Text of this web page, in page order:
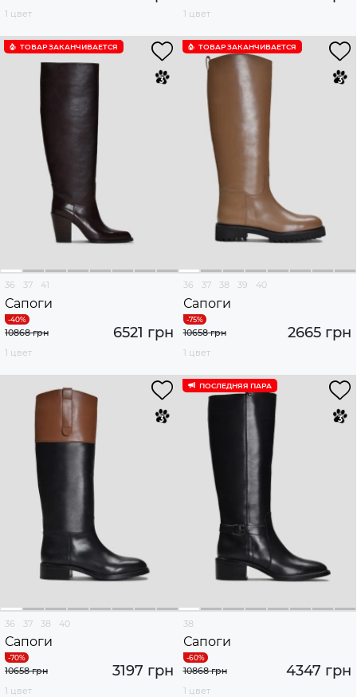
1 цвет
1 цвет
ТОВАР ЗАКАНЧИВАЕТСЯ
36 37 41
Сапоги
6521 грн
10868 грн
1 цвет
ТОВАР ЗАКАНЧИВАЕТСЯ
36 37 38 39 40
Сапоги
2665 грн
10658 грн
1 цвет
36 37 38 40
Сапоги
3197 грн
10658 грн
1 цвет
ПОСЛЕДНЯЯ ПАРА
38
Сапоги
4347 грн
10868 грн
1 цвет